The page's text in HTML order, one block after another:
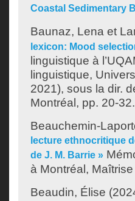
Coastal Sedimentary
Baunaz, Lena et
lexicon: Mood
linguistique à
linguistique,
2021), sous la dir.
Montréal, pp. 20-32.
Beauchemin-
lecture ethnocritique
de J. M. Barrie »
à Montréal,
Beaudin, Élise